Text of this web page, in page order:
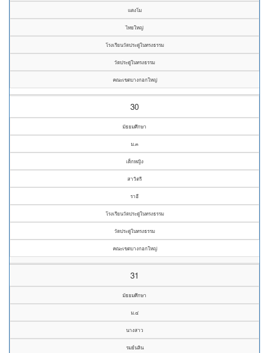
แตงโม
ไทยใหญ่
โรงเรียนวัดประดู่ในทรงธรรม
วัดประดู่ในทรงธรรม
คณะเขตบางกอกใหญ่
30
มัธยมศึกษา
ม.๓
เด็กหญิง
สาวิตรี
ราอี
โรงเรียนวัดประดู่ในทรงธรรม
วัดประดู่ในทรงธรรม
คณะเขตบางกอกใหญ่
31
มัธยมศึกษา
ม.๔
นางสาว
รมย์นลิน